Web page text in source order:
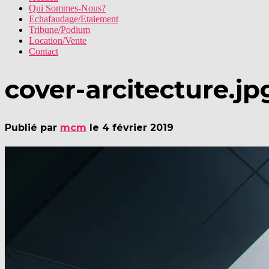
Qui Sommes-Nous?
Echafaudage/Etaiement
Tribune/Podium
Location/Vente
Contact
cover-
Publié par mcm le 4 février 2019